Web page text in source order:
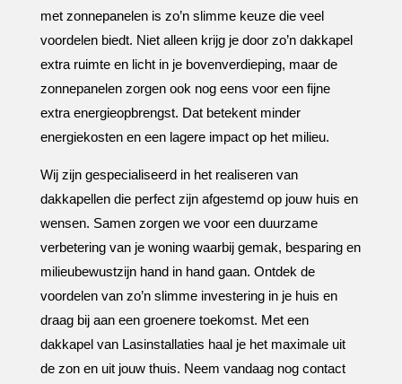
met zonnepanelen is zo’n slimme keuze die veel
voordelen biedt.​ Niet alleen krijg je door zo’n dakkapel
extra ruimte en licht in je bovenverdieping, maar de
zonnepanelen zorgen ook nog eens voor een fijne
extra energieopbrengst.​ Dat betekent minder
energiekosten en een lagere impact op het milieu.​
Wij zijn gespecialiseerd in het realiseren van
dakkapellen die perfect zijn afgestemd op jouw huis en
wensen.​ Samen zorgen we voor een duurzame
verbetering van je woning waarbij gemak, besparing en
milieubewustzijn hand in hand gaan.​ Ontdek de
voordelen van zo’n slimme investering in je huis en
draag bij aan een groenere toekomst.​ Met een
dakkapel van Lasinstallaties haal je het maximale uit
de zon en uit jouw thuis.​ Neem vandaag nog contact